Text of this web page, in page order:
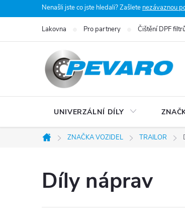
na
Nenašli jste co jste hledali? Zašlete nezávaznou
Lakovna Pro partnery Čištění DPF
UNIVERZÁLNÍ DÍLY
Domů
ZNAČKA VOZIDEL TRAILOR
Díly náprav